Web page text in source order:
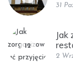
31
12
2